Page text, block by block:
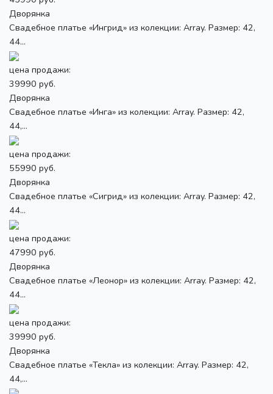
Дворянка
Свадебное платье «Ингрид» из колекции: Array. Размер: 42,
44...
цена продажи:
39990 руб.
Дворянка
Свадебное платье «Инга» из колекции: Array. Размер: 42,
44,...
цена продажи:
55990 руб.
Дворянка
Свадебное платье «Сигрид» из колекции: Array. Размер: 42,
44...
цена продажи:
47990 руб.
Дворянка
Свадебное платье «Леонор» из колекции: Array. Размер: 42,
44...
цена продажи:
39990 руб.
Дворянка
Свадебное платье «Текла» из колекции: Array. Размер: 42,
44,...